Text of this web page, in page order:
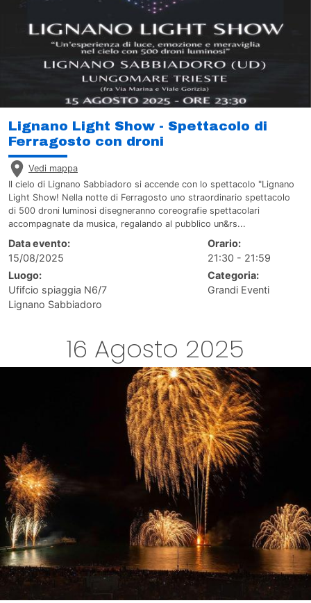
Lignano Light Show - Spettacolo di
Ferragosto con droni
Vedi mappa
Il cielo di Lignano Sabbiadoro si accende con lo spettacolo "Lignano
Light Show! Nella notte di Ferragosto uno straordinario spettacolo
di 500 droni luminosi disegneranno coreografie spettacolari
accompagnate da musica, regalando al pubblico un&rs...
Data evento:
15/08/2025
Orario:
21:30 - 21:59
Luogo:
Ufifcio spiaggia N6/7
Lignano Sabbiadoro
Categoria:
Grandi Eventi
16 Agosto 2025